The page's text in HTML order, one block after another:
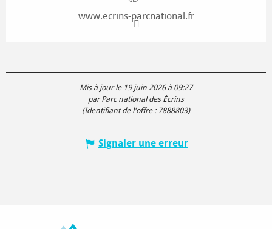
www.ecrins-parcnational.fr
Mis à jour le 19 juin 2026 à 09:27
par Parc national des Écrins
(Identifiant de l'offre : 7888803)
Signaler une erreur